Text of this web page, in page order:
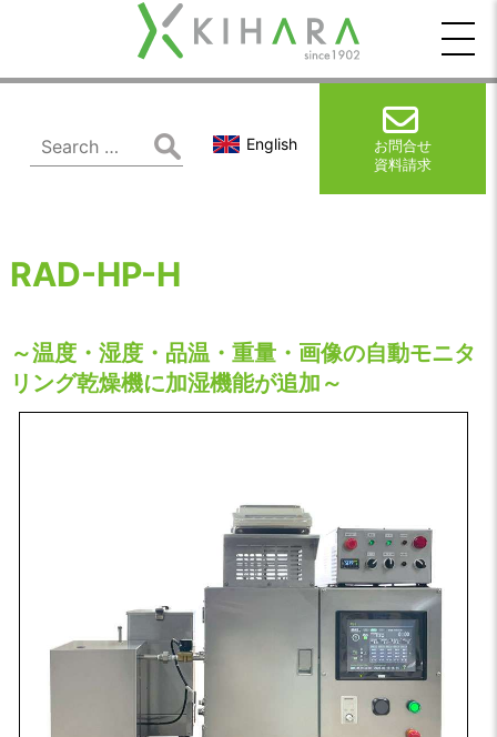
木
原
製
所
Search
for:
English
お問合せ
資料請求
RAD-HP-H
～温度・湿度・品温・重量・画像の自動モニタ
リング乾燥機に加湿機能が追加～